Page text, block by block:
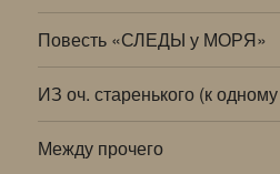
Повесть «СЛЕДЫ у МОРЯ»
ИЗ оч. старенького (к
Между прочего